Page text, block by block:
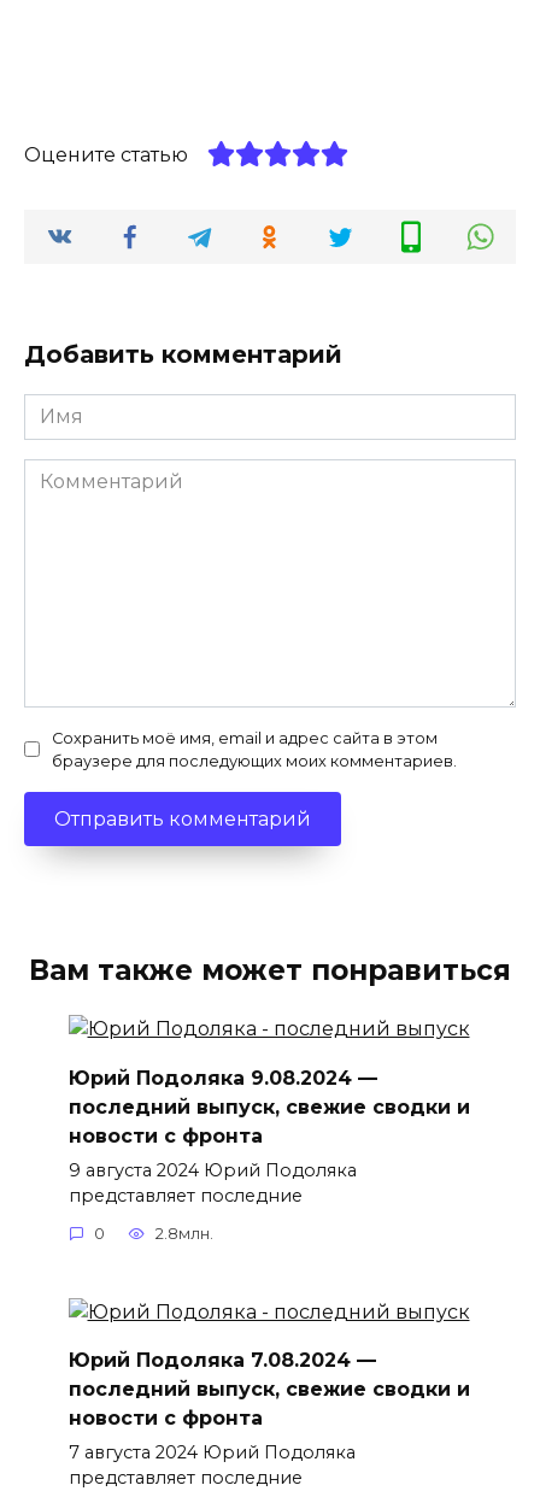
Оцените статью
Добавить комментарий
Имя
*
Комментарий
Сохранить моё имя, email и адрес сайта в этом
браузере для последующих моих комментариев.
Вам также может понравиться
Юрий Подоляка 9.08.2024 —
последний выпуск, свежие сводки и
новости с фронта
9 августа 2024 Юрий Подоляка
представляет последние
0 2.8млн.
Юрий Подоляка 7.08.2024 —
последний выпуск, свежие сводки и
новости с фронта
7 августа 2024 Юрий Подоляка
представляет последние